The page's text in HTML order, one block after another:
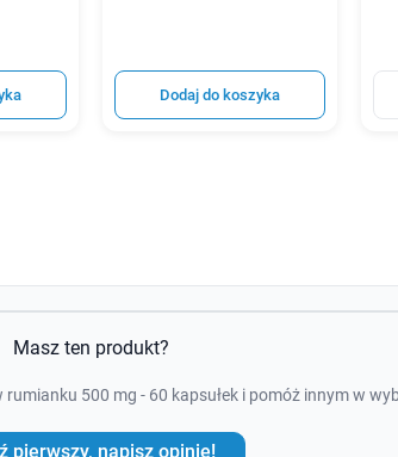
Dodaj do koszyka
Masz ten produkt?
500 mg - 60 kapsułek i pomóż innym w
pierwszy, napisz opinie!